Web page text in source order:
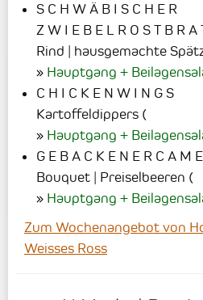
S C H W Ä B I S C H E R
Z W I E B E L R O S T B R
Rind | hausgemachte
Hauptgang +
C H I C K E N W I N G S
Kartoffeldippers (
Hauptgang +
G E B A C K E N E R C A M
Bouquet | Preiselbeeren (
Hauptgang +
Zum Wochenangebot von
Weisses Ross